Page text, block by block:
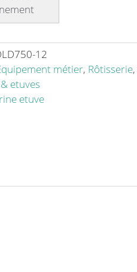
12
métier, Rôtisserie,
etuves
etuve